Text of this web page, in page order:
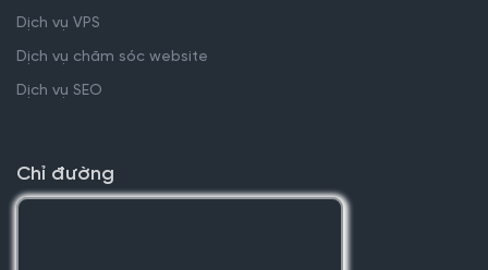
Dịch vụ VPS
Dịch vụ chăm sóc website
Dịch vụ SEO
Chỉ đường